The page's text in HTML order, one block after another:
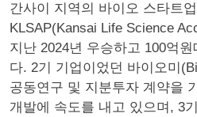
간사이 지역의 바이오 스타트
KLSAP(Kansai Life Science
지난 2024년 우승하고 100억
다. 2기 기업이었던 바이오미
공동연구 및 지분투자 계약을
개발에 속도를 내고 있으며, 3